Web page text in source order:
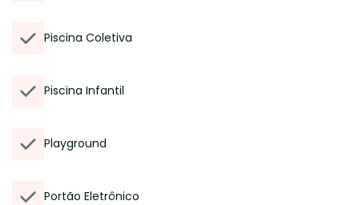
Piscina Coletiva
Piscina Infantil
Playground
Portão Eletrônico